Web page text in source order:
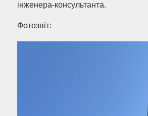
інженера-консультанта.
Фотозвіт: